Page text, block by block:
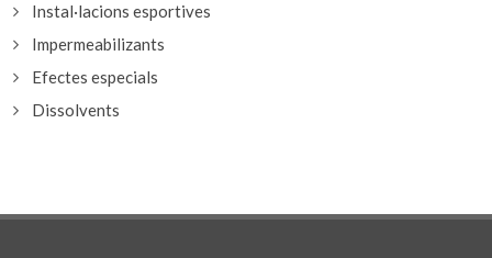
Instal·lacions esportives
Impermeabilizants
Efectes especials
Dissolvents